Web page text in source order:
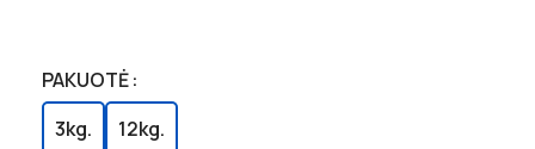
PAKUOTĖ
3kg.
12kg.